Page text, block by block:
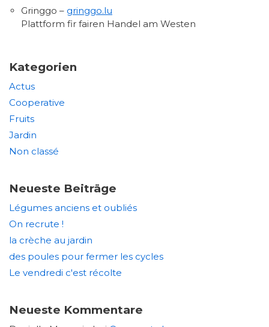
Gringgo – gringgo.lu
Plattform fir fairen Handel am Westen
Kategorien
Actus
Cooperative
Fruits
Jardin
Non classé
Neueste Beiträge
Légumes anciens et oubliés
On recrute !
la crèche au jardin
des poules pour fermer les cycles
Le vendredi c'est récolte
Neueste Kommentare